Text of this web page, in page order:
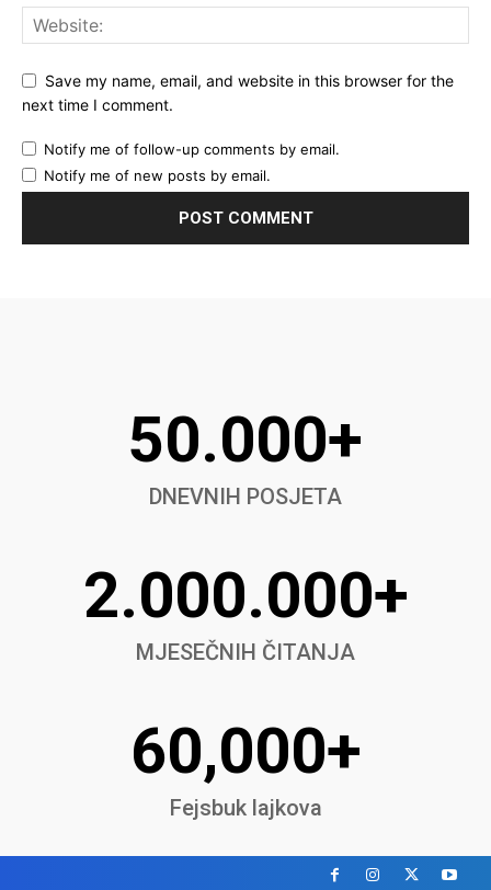
Save my name, email, and website in this browser for the
next time I comment.
Notify me of follow-up comments by email.
Notify me of new posts by email.
50.000+
DNEVNIH POSJETA
2.000.000+
MJESEČNIH ČITANJA
60,000+
Fejsbuk lajkova